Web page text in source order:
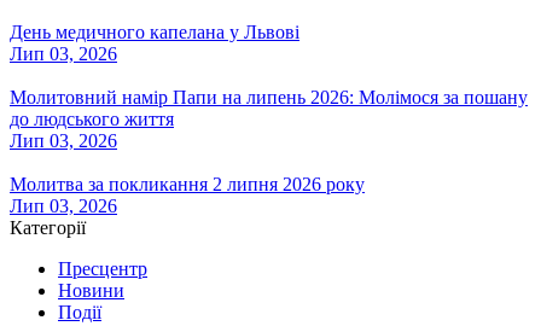
День медичного капелана у Львові
Лип 03, 2026
Молитовний намір Папи на липень 2026: Молімося за пошану
до людського життя
Лип 03, 2026
Молитва за покликання 2 липня 2026 року
Лип 03, 2026
Категорії
Пресцентр
Новини
Події